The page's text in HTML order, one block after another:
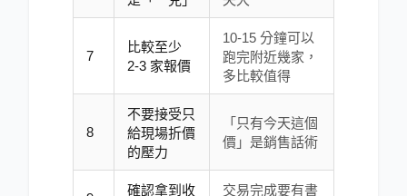
7
比較至少
2-3 家報價
10-15 分鐘可以
跑完附近幾家，
多比較值得
8
不要接受只
給現場折價
的壓力
「只有今天這個
價」是銷售話術
確認拿到收
交易完成要有書